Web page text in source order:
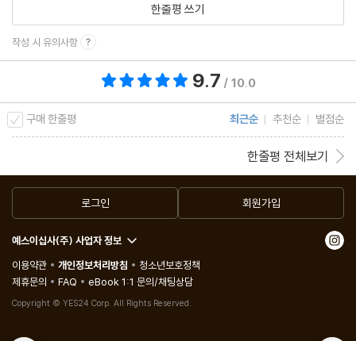
한줄평 쓰기
작성 시 유의사항
9.7 / 10.0
구매 한줄평 최근순 추천순 별점순
한줄평 전체보기
로그인 회원가입
예스이십사(주) 사업자 정보
이용약관
개인정보처리방침
청소년보호정책
제휴문의
FAQ eBook 1:1 문의/채팅상담
Copyright © YES24 Corp. All Rights Reserved.